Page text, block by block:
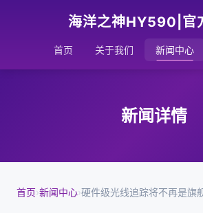
海洋之神HY590|官
首页 关于我们 新闻中心
新闻详情
首页›新闻中心›硬件级光线追踪将不再是旗